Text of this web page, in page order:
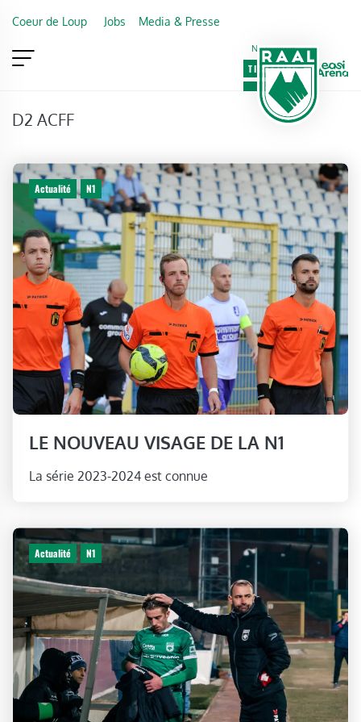
Coeur de Loup Jobs Media & Presse
Newsletter
TICKETING
VIP
FAN SHOP
D2 ACFF
Actualité N1
LE NOUVEAU VISAGE DE LA N1
La série 2023-2024 est connue
Actualité N1